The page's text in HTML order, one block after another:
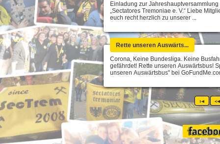
Einladung zur
„Sectatores Tremoniae e. V.“ Liebe
euch recht herzlich zu unserer ...
Rette unseren Auswärts...
Corona, Keine Bundesliga. Keine
gefährdet! Rette unseren Auswärtsbus!
unseren Auswärtsbus" bei